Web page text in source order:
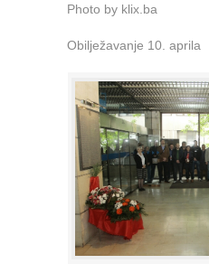
Photo by klix.ba
Obilježavanje 10. aprila